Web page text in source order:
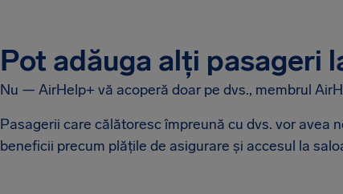
Pot adăuga alți pasageri
Nu — AirHelp+ vă acoperă doar pe dvs., membrul
Pasagerii care călătoresc împreună cu dvs. vor avea
beneficii precum plățile de asigurare și accesul la